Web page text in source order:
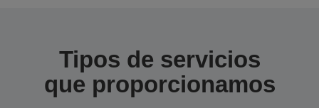
Tipos de servicios
que proporcionamos